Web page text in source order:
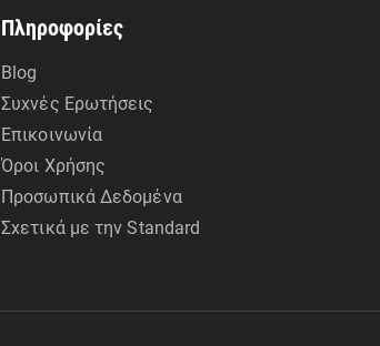
Πληροφορίες
Blog
Συχνές Ερωτήσεις
Επικοινωνία
Όροι Χρήσης
Προσωπικά Δεδομένα
Σχετικά με την Standard